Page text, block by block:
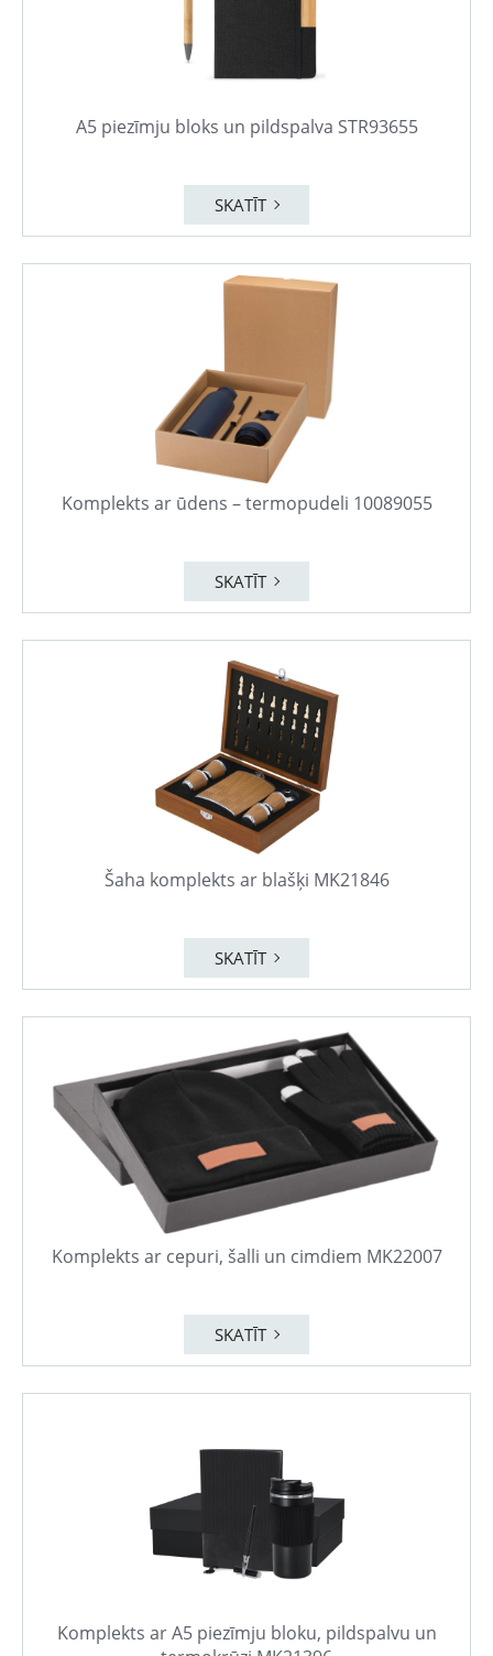
A5 piezīmju bloks un pildspalva STR93655
SKATĪT
Komplekts ar ūdens – termopudeli 10089055
SKATĪT
Šaha komplekts ar blašķi MK21846
SKATĪT
Komplekts ar cepuri, šalli un cimdiem MK22007
SKATĪT
Komplekts ar A5 piezīmju bloku, pildspalvu un